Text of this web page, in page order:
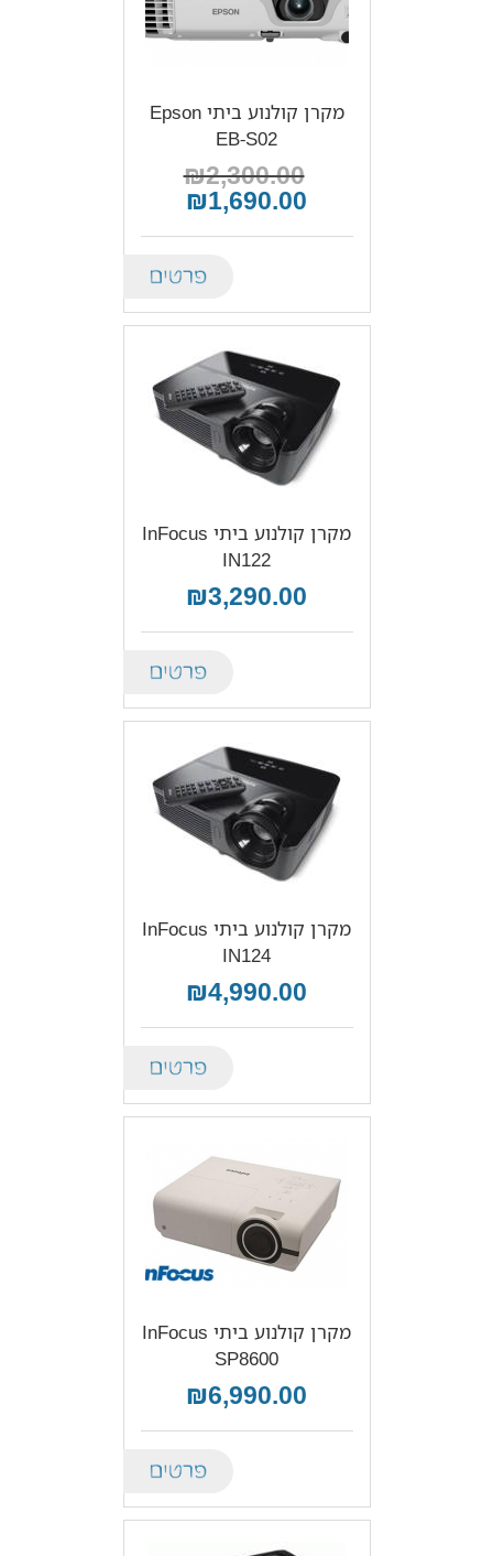
מקרן קולנוע ביתי Epson
EB-S02
₪2,300.00
₪1,690.00
מקרן קולנוע ביתי InFocus
IN122
₪3,290.00
מקרן קולנוע ביתי InFocus
IN124
₪4,990.00
מקרן קולנוע ביתי InFocus
SP8600
₪6,990.00